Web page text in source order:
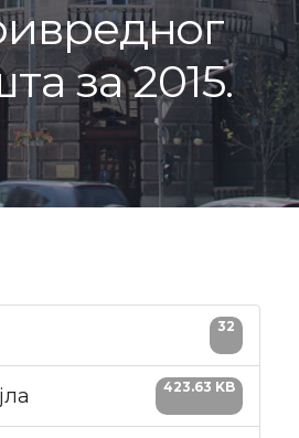
за 2015.
32
423.63 KB